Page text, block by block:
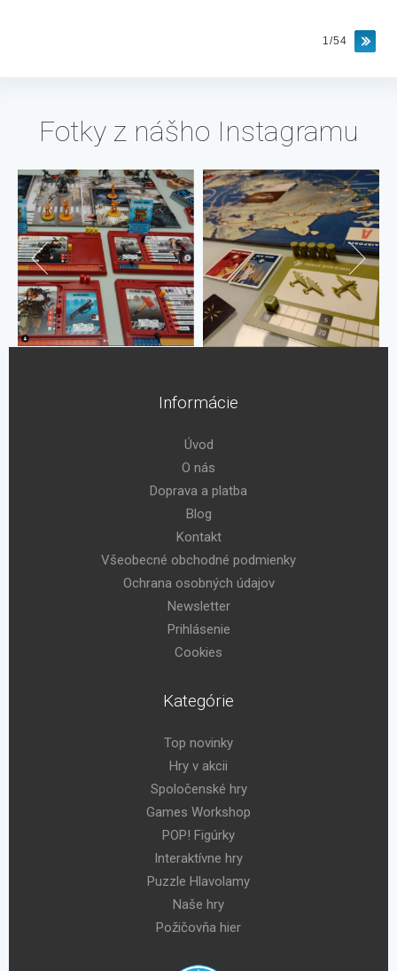
1/54
Fotky z nášho Instagramu
Informácie
Úvod
O nás
Doprava a platba
Blog
Kontakt
Všeobecné obchodné podmienky
Ochrana osobných údajov
Newsletter
Prihlásenie
Cookies
Kategórie
Top novinky
Hry v akcii
Spoločenské hry
Games Workshop
POP! Figúrky
Interaktívne hry
Puzzle Hlavolamy
Naše hry
Požičovňa hier